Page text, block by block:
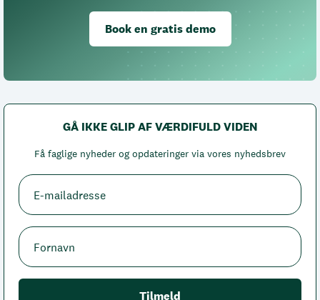
Book en gratis demo
GÅ IKKE GLIP AF VÆRDIFULD VIDEN
Få faglige nyheder og opdateringer via vores nyhedsbrev